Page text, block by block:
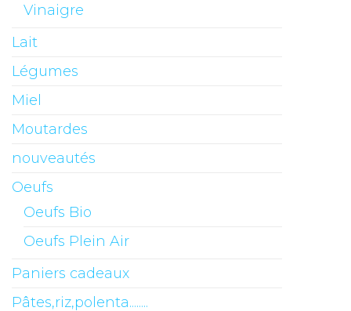
Vinaigre
Lait
Légumes
Miel
Moutardes
nouveautés
Oeufs
Oeufs Bio
Oeufs Plein Air
Paniers cadeaux
Pâtes,riz,polenta........